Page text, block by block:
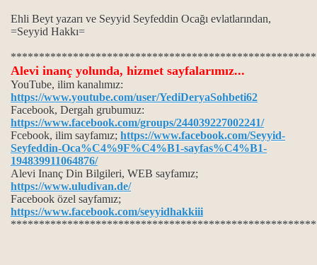
Ehli Beyt yazarı ve Seyyid Seyfeddin Ocağı evlatlarından,
=Seyyid Hakkı=
Alevi inanç yolunda, hizmet sayfalarımız...
YouTube, ilim kanalımız:
https://www.youtube.com/user/YediDeryaSohbeti62
Facebook, Dergah grubumuz:
https://www.facebook.com/groups/244039227002241/
Fcebook, ilim sayfamız; https://www.facebook.com/Seyyid-
Seyfeddin-Oca%C4%9F%C4%B1-sayfas%C4%B1-
194839911064876/
Alevi Inanç Din Bilgileri, WEB sayfamız;
https://www.uludivan.de/
Facebook özel sayfamız;
https://www.facebook.com/seyyidhakkiii
ol ilkeleri.